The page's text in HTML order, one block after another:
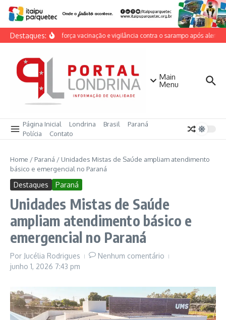
Ir para o conteúdo
Destaques:Cambé reforça vacinação e vigilância contra o sarampo após alerta
Main
Menu
Página Inicial Londrina Brasil
Paraná
Polícia
Contato
Home / Paraná / Unidades Mistas de Saúde ampliam atendimento
básico e emergencial no Paraná
Destaques Paraná
Unidades Mistas de Saúde
ampliam atendimento básico e
emergencial no Paraná
Por Jucélia Rodrigues
Nenhum comentário
junho 1, 2026 7:43 pm